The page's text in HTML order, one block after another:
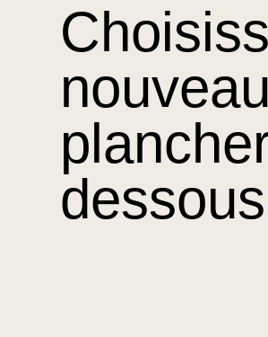
nouveau
dessous